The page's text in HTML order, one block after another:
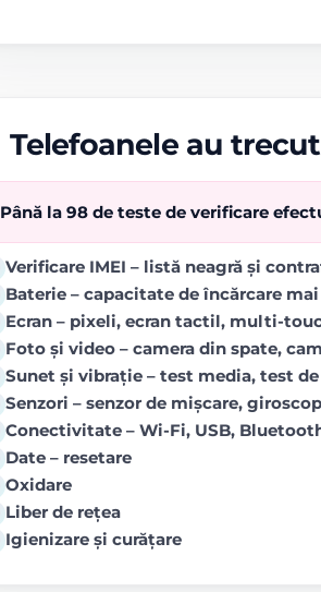
Telefoanele au
Până la 98 de teste de verificare
Verificare IMEI – listă neagră și
Baterie – capacitate de încărcare
Ecran – pixeli, ecran tactil, multi-
Foto și video – camera din spate,
Sunet și vibrație – test media, test
Senzori – senzor de mișcare,
Conectivitate – Wi-Fi, USB,
Date – resetare
Oxidare
Liber de rețea
Igienizare și curățare